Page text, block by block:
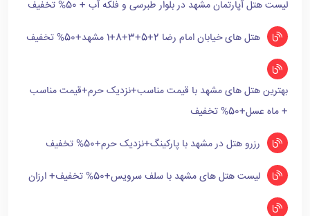
لیست هتل آپارتمان مشهد در بلوار طبرسی و فلکه آب + 50% تخفیف
هتل های خیابان امام رضا 2+5+3+8+1 مشهد+50% تخفیف
بهترین هتل های مشهد با قیمت مناسب+نزدیک حرم+قیمت مناسب
+ ماه عسل+50% تخفیف
رزرو هتل در مشهد با پارکینگ+نزدیک حرم+50% تخفیف
لیست هتل های مشهد با سلف سرویس+50% تخفیف+ ارزان